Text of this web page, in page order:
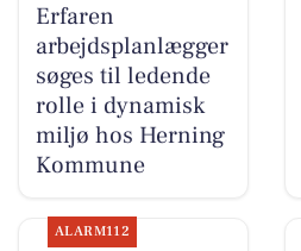
Erfaren
arbejdsplanlægger
søges til ledende
rolle i dynamisk
miljø hos Herning
Kommune
ALARM112